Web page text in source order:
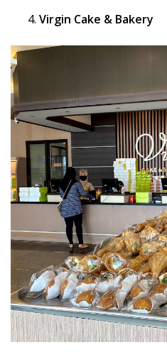
Virgin Cake & Bakery